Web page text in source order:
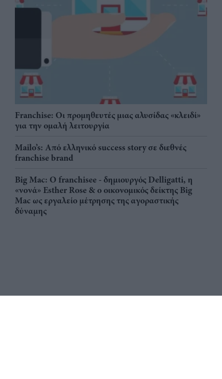
Franchise: Οι προμηθευτές μιας αλυσίδας «κλειδί»
για την ομαλή λειτουργία
Mailo’s: Από ελληνικό success story σε διεθνές
franchise brand
Big Mac: Ο franchisee - δημιουργός Delligatti, η
«νονά» Esther Rose & ο οικονομικός δείκτης Big
Mac ως εργαλείο μέτρησης της αγοραστικής
δύναμης